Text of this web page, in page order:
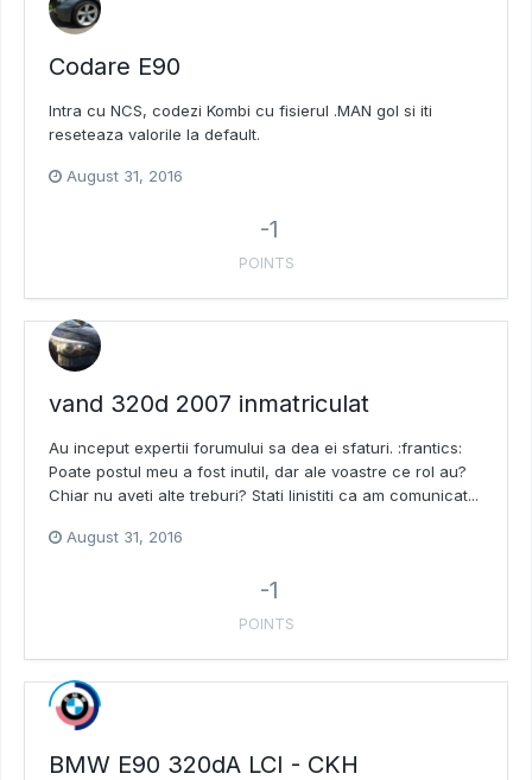
Codare E90
Intra cu NCS, codezi Kombi cu fisierul .MAN gol si iti
reseteaza valorile la default.
August 31, 2016
-1
POINTS
vand 320d 2007 inmatriculat
Au inceput expertii forumului sa dea ei sfaturi. :frantics:
Poate postul meu a fost inutil, dar ale voastre ce rol au?
Chiar nu aveti alte treburi? Stati linistiti ca am comunicat...
August 31, 2016
-1
POINTS
BMW E90 320dA LCI - CKH